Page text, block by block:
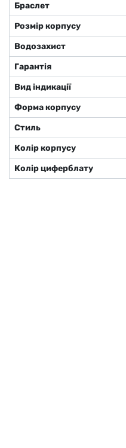
Браслет
Розмір корпусу
Водозахист
Гарантія
Вид індикації
Форма корпусу
Стиль
Колір корпусу
Колір циферблату